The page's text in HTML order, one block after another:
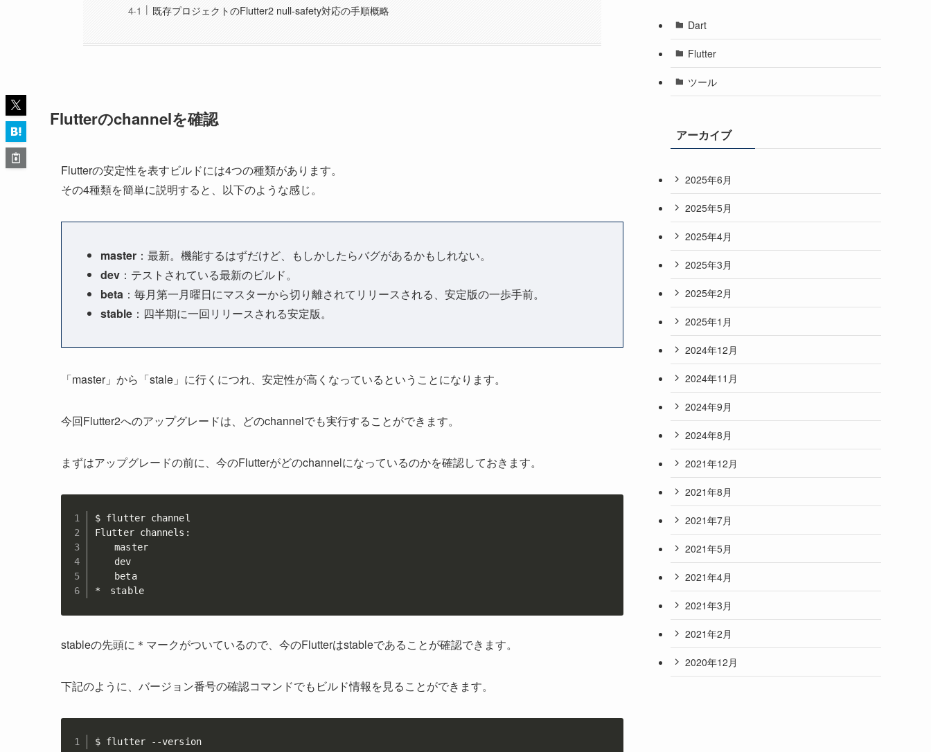
既存プロジェクトのFlutter2 null-safety対応の手順概略
Flutterのchannelを確認
Flutterの安定性を表すビルドには4つの種類があります。
その4種類を簡単に説明すると、以下のような感じ。
master ：最新。機能するはずだけど、もしかしたらバグがあるかもしれない。
dev ：テストされている最新のビルド。
beta ：毎月第一月曜日にマスターから切り離されてリリースされる、安定版の一歩手前。
stable ：四半期に一回リリースされる安定版。
「master」から「stale」に行くにつれ、安定性が高くなっているということになります。
今回Flutter2へのアップグレードは、どのchannelでも実行することができます。
まずはアップグレードの前に、今のFlutterがどのchannelになっているのかを確認しておきます。
$ flutter channel
Flutter channels:
master
dev
beta
*　stable
stableの先頭に＊マークがついているので、今のFlutterはstableであることが確認できます。
下記のように、バージョン番号の確認コマンドでもビルド情報を見ることができます。
$ flutter --version
Dart
Flutter
ツール
アーカイブ
2025年6月
2025年5月
2025年4月
2025年3月
2025年2月
2025年1月
2024年12月
2024年11月
2024年9月
2024年8月
2021年12月
2021年8月
2021年7月
2021年5月
2021年4月
2021年3月
2021年2月
2020年12月